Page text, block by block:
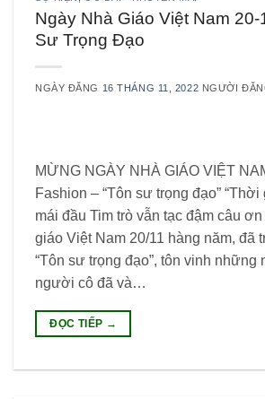
Ngày Nhà Giáo Việt Nam 20-
Sư Trọng Đạo
NGÀY ĐĂNG 16 THÁNG 11, 2022 NGƯỜI
MỪNG NGÀY NHÀ GIÁO VIỆT
Fashion – “Tôn sư trọng đạo”
mái đầu Tim trò vẫn tạc đậm câu ơn
giáo Việt Nam 20/11 hàng năm, đã
“Tôn sư trọng đạo”, tôn vinh những
người cô đã và…
ĐỌC TIẾP →